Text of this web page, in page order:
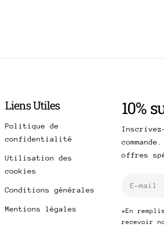
Liens Utiles
Politique de
confidentialité
Utilisation des
cookies
Conditions générales
Mentions légales
10%
offres
*En
recevoir